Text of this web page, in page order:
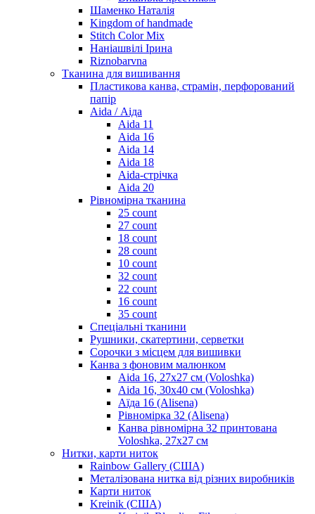
Шаменко Наталія
Kingdom of handmade
Stitch Color Mix
Наніашвілі Ірина
Riznobarvna
Тканина для вишивання
Пластикова канва, страмін, перфорований
папір
Aida / Аіда
Aida 11
Aida 16
Aida 14
Aida 18
Aida-стрічка
Aida 20
Рівномірна тканина
25 count
27 count
18 count
28 count
10 count
32 count
22 count
16 count
35 count
Спеціальні тканини
Рушники, скатертини, серветки
Сорочки з місцем для вишивки
Канва з фоновим малюнком
Aida 16, 27х27 см (Voloshka)
Aida 16, 30х40 см (Voloshka)
Аїда 16 (Alisena)
Рівномірка 32 (Alisena)
Канва рівномірна 32 принтована
Voloshka, 27х27 см
Нитки, карти ниток
Rainbow Gallery (США)
Металізована нитка від різних виробників
Карти ниток
Kreinik (США)